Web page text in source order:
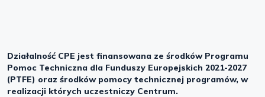
Działalność CPE jest finansowana ze środków Programu
Pomoc Techniczna dla Funduszy Europejskich 2021-2027
(PTFE) oraz środków pomocy technicznej programów, w
realizacji których uczestniczy Centrum.